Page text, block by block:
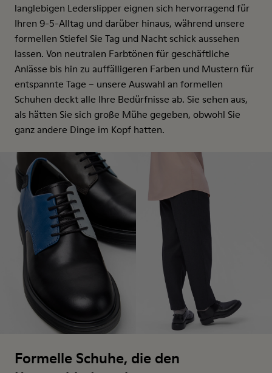
langlebigen Lederslipper eignen sich hervorragend für
Ihren 9-5-Alltag und darüber hinaus, während unsere
formellen Stiefel Sie Tag und Nacht schick aussehen
lassen. Von neutralen Farbtönen für geschäftliche
Anlässe bis hin zu auffälligeren Farben und Mustern für
entspannte Tage – unsere Auswahl an formellen
Schuhen deckt alle Ihre Bedürfnisse ab. Sie sehen aus,
als hätten Sie sich große Mühe gegeben, obwohl Sie
ganz andere Dinge im Kopf hatten.
Formelle Schuhe, die den